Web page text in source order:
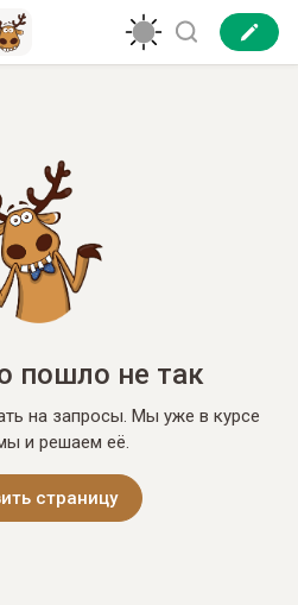
пошло не так
на запросы. Мы уже в курсе
и решаем её.
страницу